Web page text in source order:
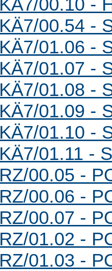
KÄ7/00.54 -
KÄ7/01.06 -
KÄ7/01.07 -
KÄ7/01.08 -
KÄ7/01.09 -
KÄ7/01.10 -
KÄ7/01.11 -
RZ/00.05 -
RZ/00.06 -
RZ/00.07 -
RZ/01.02 -
RZ/01.03 -